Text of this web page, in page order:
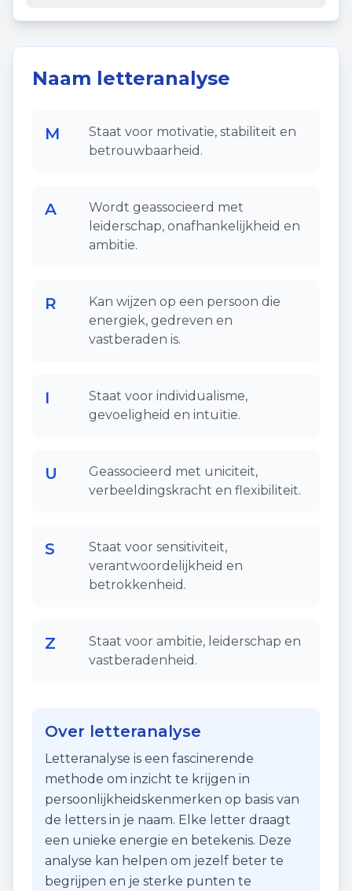
Naam letteranalyse
M
Staat voor motivatie, stabiliteit en
betrouwbaarheid.
A
Wordt geassocieerd met
leiderschap, onafhankelijkheid en
ambitie.
R
Kan wijzen op een persoon die
energiek, gedreven en
vastberaden is.
I
Staat voor individualisme,
gevoeligheid en intuïtie.
U
Geassocieerd met uniciteit,
verbeeldingskracht en flexibiliteit.
S
Staat voor sensitiviteit,
verantwoordelijkheid en
betrokkenheid.
Z
Staat voor ambitie, leiderschap en
vastberadenheid.
Over letteranalyse
Letteranalyse is een fascinerende
methode om inzicht te krijgen in
persoonlijkheidskenmerken op basis van
de letters in je naam. Elke letter draagt
een unieke energie en betekenis. Deze
analyse kan helpen om jezelf beter te
begrijpen en je sterke punten te